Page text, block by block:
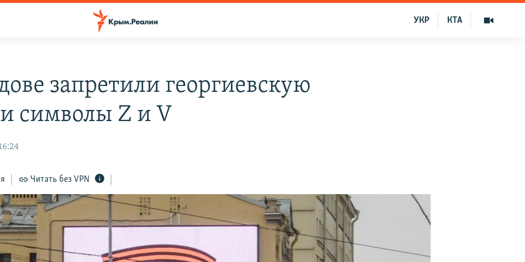
КТА
УКР
запретили георгиевскую
символы Z и V
Читать без VPN